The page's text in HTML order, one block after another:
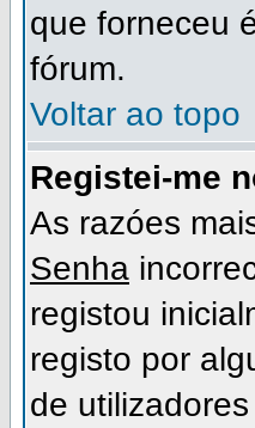
que forneceu
fórum.
Voltar ao topo
Registei-me
As razóes
Senha
registou
registo por
de